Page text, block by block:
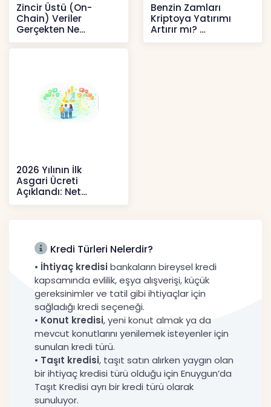
Zincir Üstü (On-
Chain) Veriler
Gerçekten Ne
Anlatır?
Kripto
Benzin Zamları
Kriptoya Yatırımı
Artırır mı?
Kripto
2026 Yılının İlk
Asgari Ücreti
Açıklandı: Net
52.738 TL, Ek Destek
Kredi Türleri Nelerdir?
• İhtiyaç kredisibankaların bireysel kredi
kapsamında evlilik, eşya alışverişi, küçük
gereksinimler ve tatil gibi ihtiyaçlar için
sağladığı kredi seçeneği.
• Konut kredisi, yeni konut almak ya da
mevcut konutlarını yenilemek isteyenler için
sunulan kredi türü.
• Taşıt kredisi, taşıt satın alırken yaygın olan
bir ihtiyaç kredisi türü olduğu için Enuygun’da
Taşıt Kredisi ayrı bir kredi türü olarak
sunuluyor.